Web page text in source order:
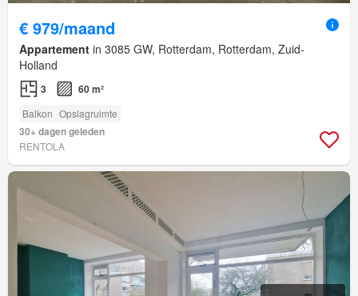
€ 979/maand
Appartement in 3085 GW, Rotterdam, Rotterdam, Zuid-
Holland
3 60 m²
Balkon Opslagruimte
30+ dagen geleden
RENTOLA